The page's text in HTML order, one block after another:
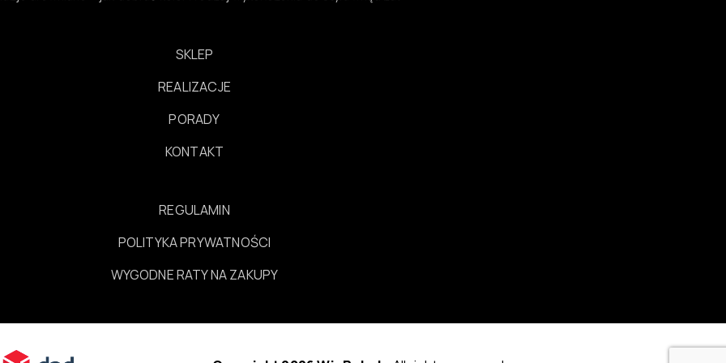
SKLEP
REALIZACJE
PORADY
KONTAKT
REGULAMIN
POLITYKA PRYWATNOŚCI
WYGODNE RATY NA ZAKUPY